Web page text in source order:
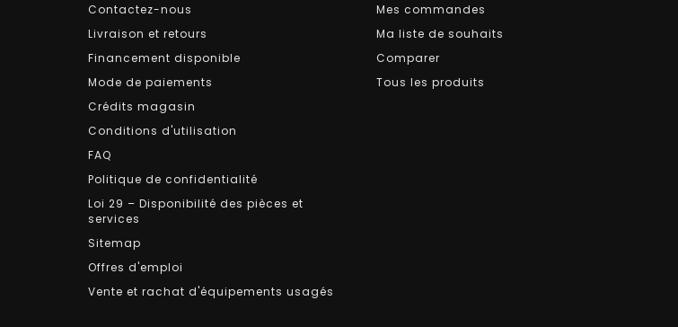
Contactez-nous
Livraison et retours
Financement disponible
Mode de paiements
Crédits magasin
Conditions d'utilisation
FAQ
Politique de confidentialité
Loi 29 – Disponibilité des pièces et
services
Sitemap
Offres d'emploi
Vente et rachat d'équipements usagés
Mes commandes
Ma liste de souhaits
Comparer
Tous les produits